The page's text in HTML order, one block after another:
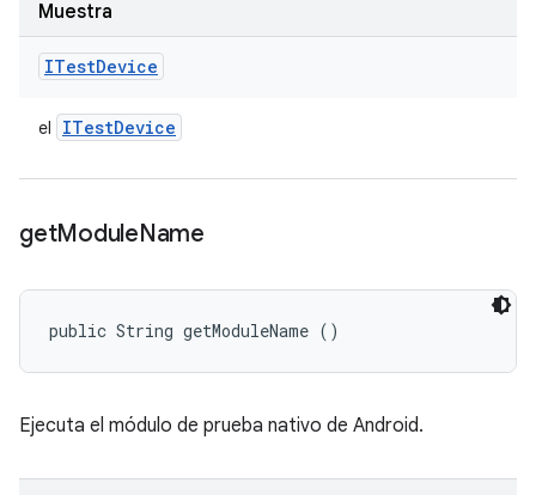
Muestra
ITestDevice
el ITestDevice
getModuleName
public String getModuleName ()
Ejecuta el módulo de prueba nativo de Android.